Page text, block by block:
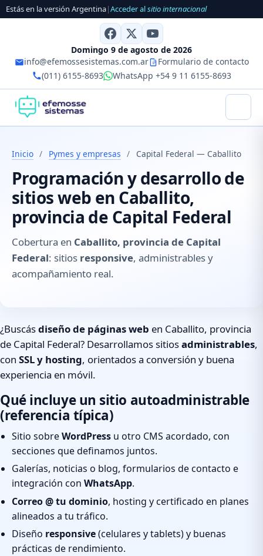
Estás en la versión Argentina|Acceder alsitio internacional
Domingo 9 de agosto de 2026
info@efemossesistemas.com.ar
Formulario de contacto
(011) 6155-8693
WhatsApp +54 9 11 6155-8693
Inicio / Pymes y empresas / Capital Federal — Caballito
Programación y desarrollo de
sitios web en Caballito,
provincia de Capital Federal
Cobertura en Caballito, provincia de Capital
Federal: sitios responsive, administrables y
acompañamiento real.
¿Buscásdiseño de páginas web en Caballito, provincia
de Capital Federal? Desarrollamos sitiosadministrables,
con SSL y hosting, orientados a conversión y buena
experiencia en móvil.
Qué incluye un sitio autoadministrable
(referencia típica)
Sitio sobreWordPress u otro CMS acordado, con
secciones que definamos juntos.
Galerías, noticias o blog, formularios de contacto e
integración con WhatsApp.
Correo @ tu dominio, hosting y certificado en planes
alineados a tu tráfico.
Diseño responsive(celulares y tablets) y buenas
prácticas de rendimiento.